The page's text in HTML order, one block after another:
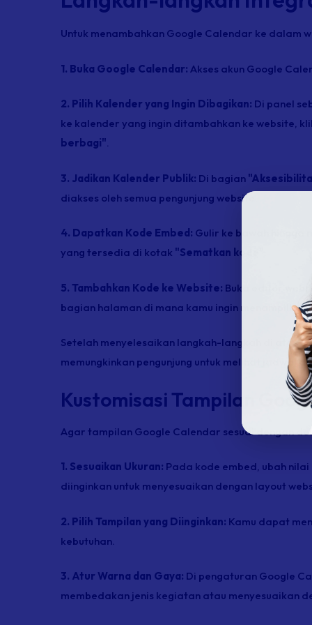
Untuk menambahkan Google Calendar ke dalam
1. Buka Google Calendar: Akses akun Google
2. Pilih Kalender yang Ingin Dibagikan: Di panel
ke kalender yang ingin ditambahkan ke website,
berbagi".
3. Jadikan Kalender Publik: Di bagian
diakses oleh semua pengunjung website
4. Dapatkan Kode Embed: Gulir ke bawah hingga
yang tersedia di kotak "Sematkan kode"
5. Tambahkan Kode ke Website: Buka editor
bagian halaman di mana kamu ingin menampilkan
Setelah menyelesaikan langkah-langkah di atas,
memungkinkan pengunjung untuk melihat jadwal
Kustomisasi Tampilan
Agar tampilan Google Calendar sesuai dengan
1. Sesuaikan Ukuran: Pada kode embed, ubah
diinginkan untuk menyesuaikan dengan layout
2. Pilih Tampilan yang Diinginkan: Kamu dapat
kebutuhan.
3. Atur Warna dan Gaya: Di pengaturan Google
membedakan jenis kegiatan atau menyesuaikan